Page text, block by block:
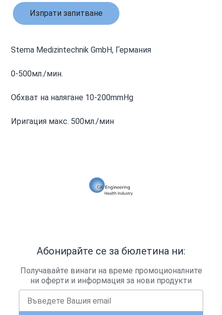
Изпрати запитване
Stema Medizintechnik GmbH, Германия
0-500мл./мин.
Обхват на налягане 10-200mmHg
Иригация макс. 500мл./мин
Абонирайте се за бюлетина ни:
Получавайте винаги на време промоционалните
ни оферти и информация за нови продукти